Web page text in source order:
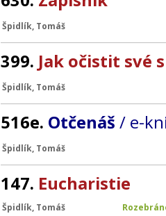
Špidlík, Tomáš
399. Jak očistit své
Špidlík, Tomáš
516e. Otčenáš / e-
Špidlík, Tomáš
147. Eucharistie
Špidlík, Tomáš